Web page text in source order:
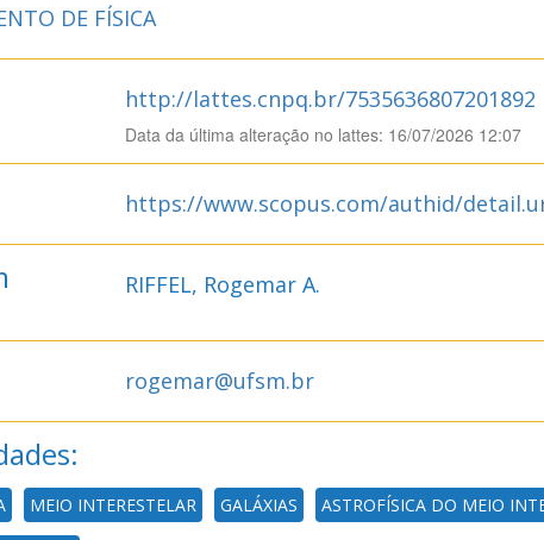
DE FÍSICA
http://lattes.cnpq.br/7535636807201892
Data da última alteração no lattes: 16/07/2026 12:07
https://www.scopus.com/authid/
RIFFEL, Rogemar A.
rogemar@ufsm.br
MEIO INTERESTELAR GALÁXIAS ASTROFÍSICA DO MEIO